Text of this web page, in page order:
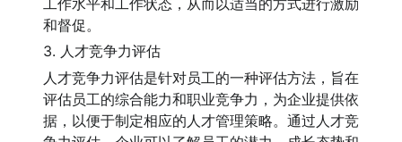
和督促。
3. 人才竞争力评估
人才竞争力评估是针对员工的一种评估方法，旨在
评估员工的综合能力和职业竞争力，为企业提供依
据，以便于制定相应的人才管理策略。通过人才竞